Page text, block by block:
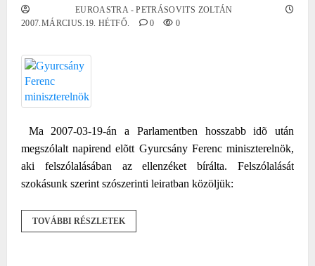
EUROASTRA - PETRÁSOVITS ZOLTÁN
2007.MÁRCIUS.19. HÉTFŐ.
0 0
Ma 2007-03-19-án a Parlamentben hosszabb idõ után
megszólalt napirend elõtt Gyurcsány Ferenc miniszterelnök,
aki felszólalásában az ellenzéket bírálta. Felszólalását
szokásunk szerint szószerinti leiratban közöljük:
TOVÁBBI RÉSZLETEK